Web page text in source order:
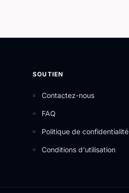
SOUTIEN
Contactez-nous
FAQ
Politique de confidentialité
Conditions d'utilisation